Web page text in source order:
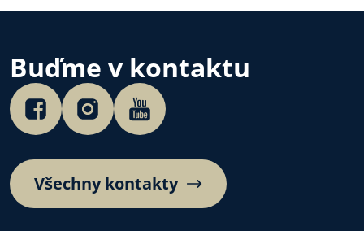
Buďme v kontaktu
Všechny kontakty